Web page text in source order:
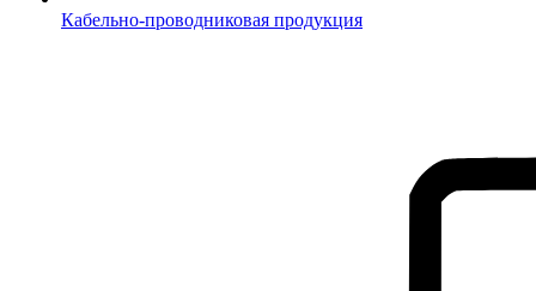
Кабельно-проводниковая продукция